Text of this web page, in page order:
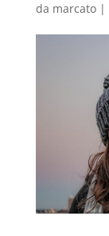
da marcato|